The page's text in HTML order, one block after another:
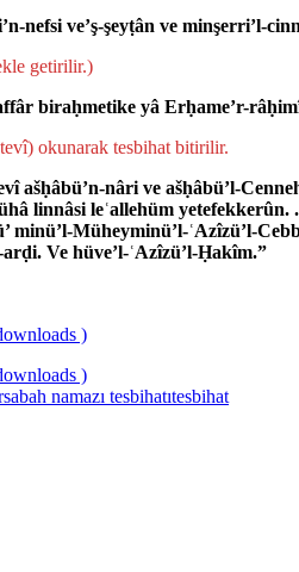
nefsi ve’ş-şeyṭân ve minşerri’l-
getirilir.)
biraḥmetike yâ Erḥame’r-
o­ku­na­rak tesbihat bitirilir.
nâri ve ašḥâbü’l-
linnâsi leʿallehüm
minü’l-Müheyminü’l-ʿAzîzü’l-
Ve hüve’l-ʿAzîzü’l-Ḥakîm.”
)
)
sabah namazı tesbihatıtesbihat